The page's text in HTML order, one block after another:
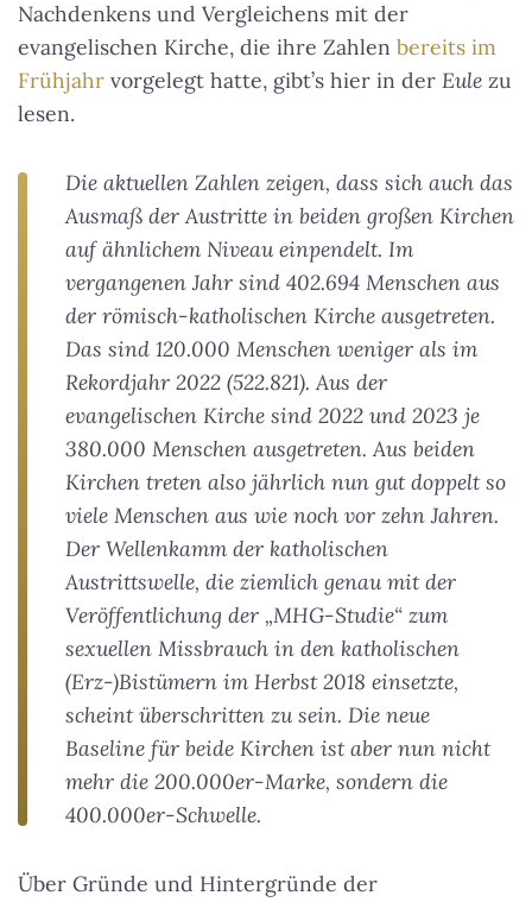
Nachdenkens und Vergleichens mit der
evangelischen Kirche, die ihre Zahlen bereits im
Frühjahr vorgelegt hatte, gibt’s hier in der Eule zu
lesen.
Die aktuellen Zahlen zeigen, dass sich auch das
Ausmaß der Austritte in beiden großen Kirchen
auf ähnlichem Niveau einpendelt. Im
vergangenen Jahr sind 402.694 Menschen aus
der römisch-katholischen Kirche ausgetreten.
Das sind 120.000 Menschen weniger als im
Rekordjahr 2022 (522.821). Aus der
evangelischen Kirche sind 2022 und 2023 je
380.000 Menschen ausgetreten. Aus beiden
Kirchen treten also jährlich nun gut doppelt so
viele Menschen aus wie noch vor zehn Jahren.
Der Wellenkamm der katholischen
Austrittswelle, die ziemlich genau mit der
Veröffentlichung der „MHG-Studie“ zum
sexuellen Missbrauch in den katholischen
(Erz-)Bistümern im Herbst 2018 einsetzte,
scheint überschritten zu sein. Die neue
Baseline für beide Kirchen ist aber nun nicht
mehr die 200.000er-Marke, sondern die
400.000er-Schwelle.
Über Gründe und Hintergründe der